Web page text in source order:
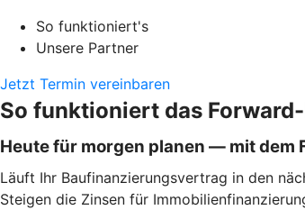
So funktioniert's
Unsere Partner
Jetzt Termin vereinbaren
So funktioniert das
Heute für morgen planen — mit dem
Läuft Ihr Baufinanzierungsvertrag in den
Steigen die Zinsen für